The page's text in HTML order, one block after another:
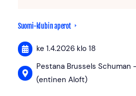
Suomi-klubin aperot
ke 1.4.2026 klo 18
Pestana Brussels Schuman
(entinen Aloft)